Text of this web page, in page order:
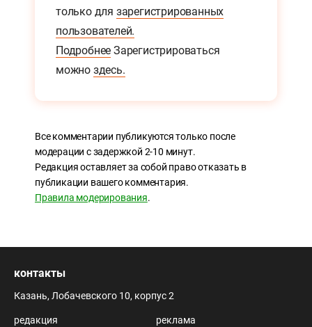
только для зарегистрированных
пользователей.
Подробнее Зарегистрироваться
можно здесь.
Все комментарии публикуются только после
модерации с задержкой 2-10 минут.
Редакция оставляет за собой право отказать в
публикации вашего комментария.
Правила модерирования.
контакты
Казань, Лобачевского 10, корпус 2
редакция
реклама